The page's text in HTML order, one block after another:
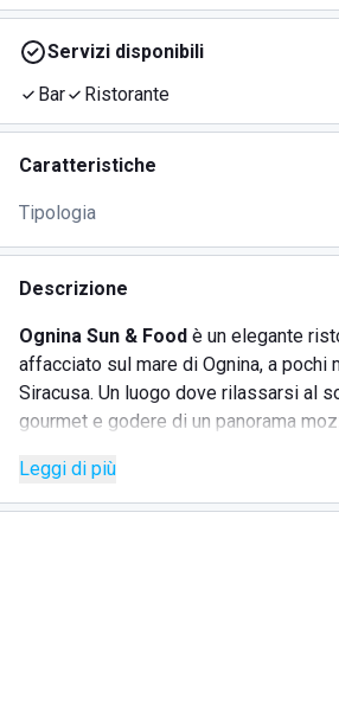
Servizi disponibili
Bar
Ristorante
Caratteristiche
Tipologia
Descrizione
Ognina Sun & Food è un elegante
affacciato sul mare di Ognina, a pochi
Siracusa. Un luogo dove rilassarsi al
gourmet e godere di un panorama
Il menù propone una cucina
un'attenzione particolare al pesce
Leggi di più